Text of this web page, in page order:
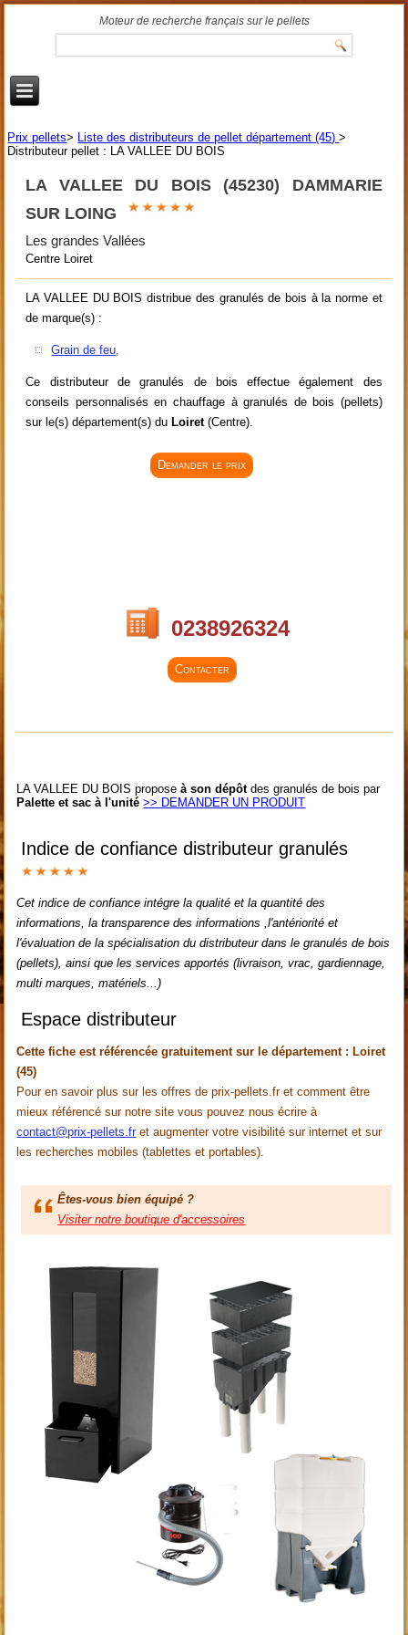
Moteur de recherche français sur le pellets
Prix pellets> Liste des distributeurs de pellet département (45)>
Distributeur pellet : LA VALLEE DU BOIS
LA VALLEE DU BOIS (45230) DAMMARIE
SUR LOING
Les grandes Vallées
Centre Loiret
LA VALLEE DU BOIS distribue des granulés de bois à la norme et
de marque(s) :
Grain de feu,
Ce distributeur de granulés de bois effectue également des
conseils personnalisés en chauffage à granulés de bois (pellets)
sur le(s) département(s) du Loiret(Centre).
Demander le prix
0238926324
Contacter
LA VALLEE DU BOIS proposeà son dépôtdes granulés de bois par
Palette et sac à l'unité >> DEMANDER UN PRODUIT
Indice de confiance distributeur granulés
Cet indice de confiance intégre la qualité et la quantité des
informations, la transparence des informations ,l'antériorité et
l'évaluation de la spécialisation du distributeur dans le granulés de bois
(pellets), ainsi que les services apportés (livraison, vrac, gardiennage,
multi marques, matériels...)
Espace distributeur
Cette fiche est référencée gratuitement sur le département : Loiret
(45)
Pour en savoir plus sur les offres de prix-pellets.fr et comment être
mieux référencé sur notre site vous pouvez nous écrire à
contact@prix-pellets.fr et augmenter votre visibilité sur internet et sur
les recherches mobiles (tablettes et portables).
Êtes-vous bien équipé ?